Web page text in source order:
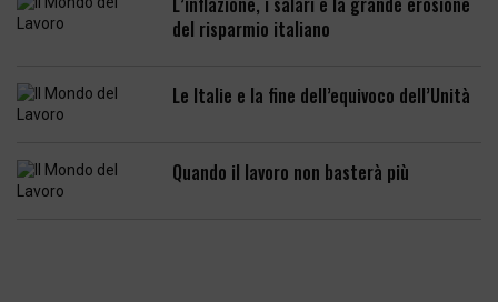
del risparmio italiano
Le Italie e la fine dell’equivoco dell’Unità
Quando il lavoro non basterà più